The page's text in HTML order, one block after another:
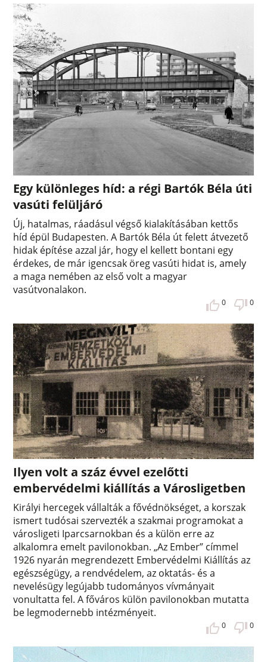
Egy különleges híd: a régi Bartók Béla úti
vasúti felüljáró
Új, hatalmas, ráadásul végső kialakításában kettős
híd épül Budapesten. A Bartók Béla út felett átvezető
hidak építése azzal jár, hogy el kellett bontani egy
érdekes, de már igencsak öreg vasúti hidat is, amely
a maga nemében az első volt a magyar
vasútvonalakon.
0 0
Ilyen volt a száz évvel ezelőtti
embervédelmi kiállítás a Városligetben
Királyi hercegek vállalták a fővédnökséget, a korszak
ismert tudósai szervezték a szakmai programokat a
városligeti Iparcsarnokban és a külön erre az
alkalomra emelt pavilonokban. „Az Ember” címmel
1926 nyarán megrendezett Embervédelmi Kiállítás az
egészségügy, a rendvédelem, az oktatás- és a
nevelésügy legújabb tudományos vívmányait
vonultatta fel. A főváros külön pavilonokban mutatta
be legmodernebb intézményeit.
0 0